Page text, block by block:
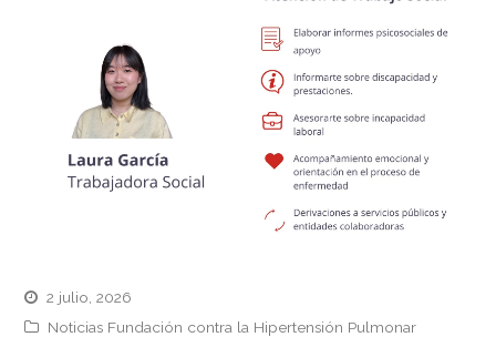
2 julio, 2026
Noticias Fundación contra la Hipertensión Pulmonar